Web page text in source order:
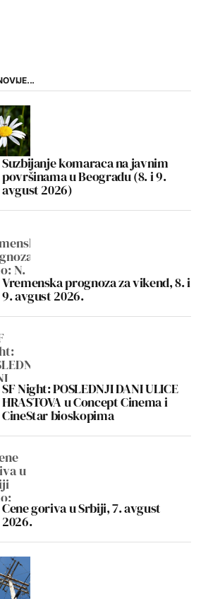
Suzbijanje komaraca na javnim
površinama u Beogradu (8. i 9.
avgust 2026)
Vremenska prognoza za vikend, 8. i
9. avgust 2026.
SF Night: POSLEDNJI DANI ULICE
HRASTOVA u Concept Cinema i
CineStar bioskopima
Cene goriva u Srbiji, 7. avgust
2026.